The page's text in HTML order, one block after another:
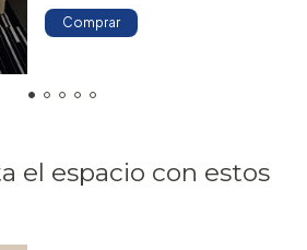
Comprar
el espacio con estos